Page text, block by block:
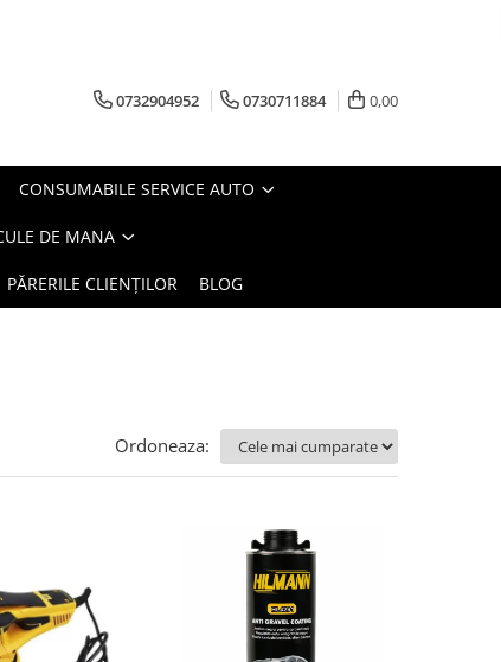
0732904952 0730711884 0,00
CONSUMABILE SERVICE AUTO
DE MANA
PĂRERILE CLIENȚILOR BLOG
Ordoneaza: